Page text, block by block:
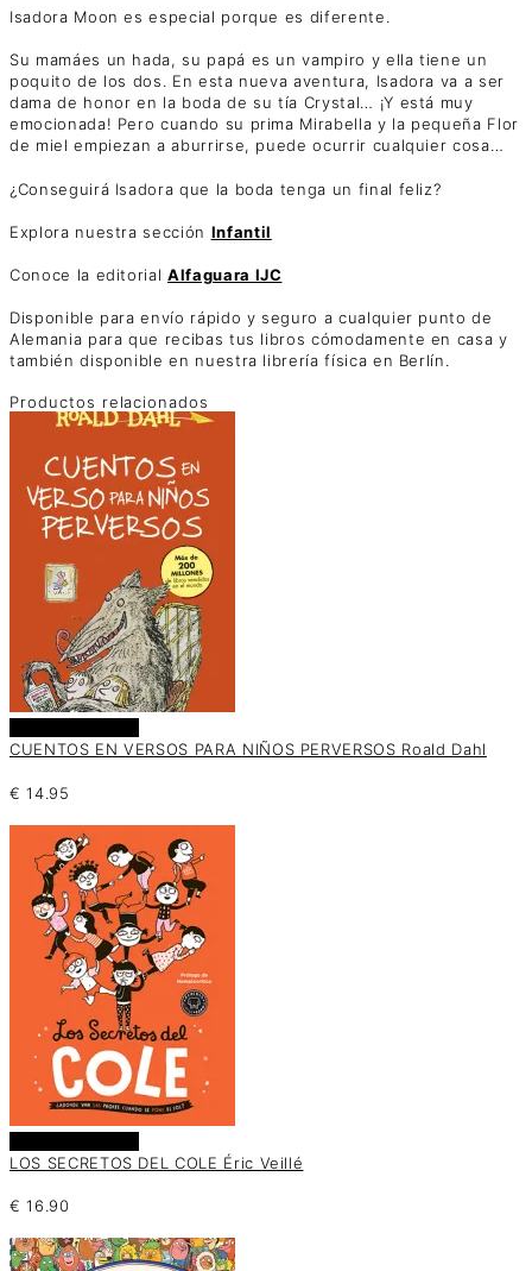
Isadora Moon es especial porque es diferente.
Su mamáes un hada, su papá es un vampiro y ella tiene un
poquito de los dos. En esta nueva aventura, Isadora va a ser
dama de honor en la boda de su tía Crystal… ¡Y está muy
emocionada! Pero cuando su prima Mirabella y la pequeña Flor
de miel empiezan a aburrirse, puede ocurrir cualquier cosa…
¿Conseguirá Isadora que la boda tenga un final feliz?
Explora nuestra sección Infantil
Conoce la editorial Alfaguara IJC
Disponible para envío rápido y seguro a cualquier punto de
Alemania para que recibas tus libros cómodamente en casa y
también disponible en nuestra librería física en Berlín.
Productos relacionados
CUENTOS EN VERSOS PARA NIÑOS PERVERSOS Roald Dahl
€ 14.95
LOS SECRETOS DEL COLE Éric Veillé
€ 16.90